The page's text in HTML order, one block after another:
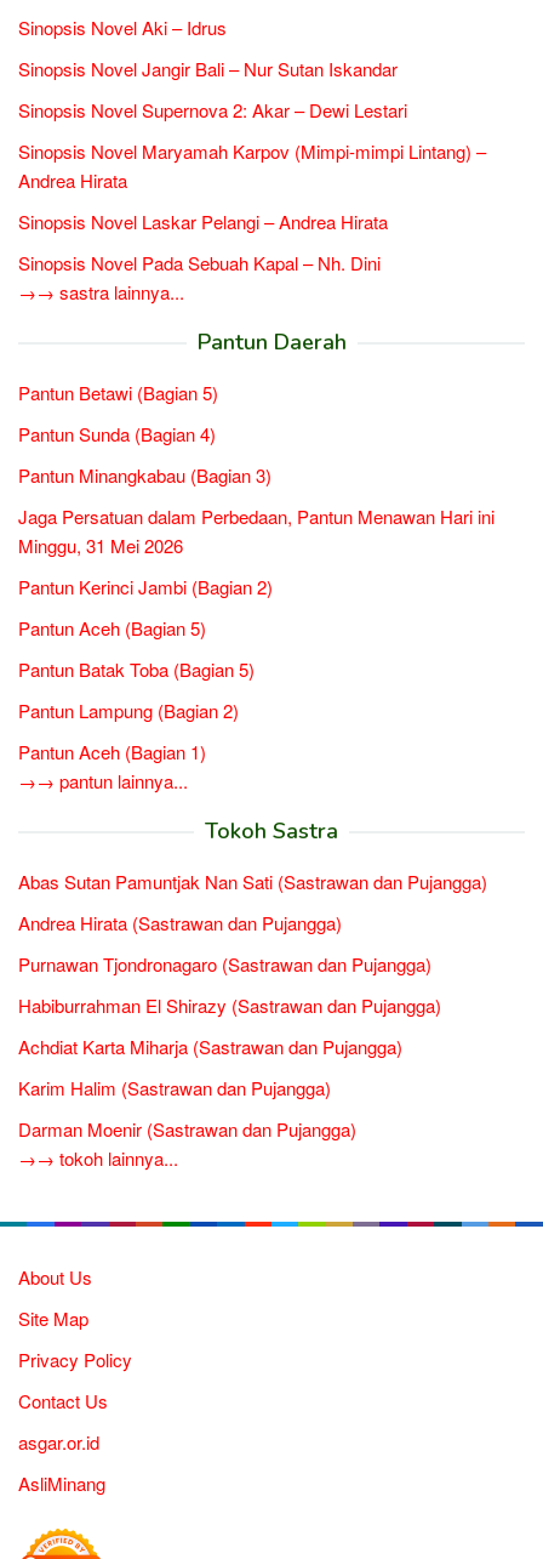
Sinopsis Novel Aki – Idrus
Sinopsis Novel Jangir Bali – Nur Sutan Iskandar
Sinopsis Novel Supernova 2: Akar – Dewi Lestari
Sinopsis Novel Maryamah Karpov (Mimpi-mimpi Lintang) –
Andrea Hirata
Sinopsis Novel Laskar Pelangi – Andrea Hirata
Sinopsis Novel Pada Sebuah Kapal – Nh. Dini
→→ sastra lainnya...
Pantun Daerah
Pantun Betawi (Bagian 5)
Pantun Sunda (Bagian 4)
Pantun Minangkabau (Bagian 3)
Jaga Persatuan dalam Perbedaan, Pantun Menawan Hari ini
Minggu, 31 Mei 2026
Pantun Kerinci Jambi (Bagian 2)
Pantun Aceh (Bagian 5)
Pantun Batak Toba (Bagian 5)
Pantun Lampung (Bagian 2)
Pantun Aceh (Bagian 1)
→→ pantun lainnya...
Tokoh Sastra
Abas Sutan Pamuntjak Nan Sati (Sastrawan dan Pujangga)
Andrea Hirata (Sastrawan dan Pujangga)
Purnawan Tjondronagaro (Sastrawan dan Pujangga)
Habiburrahman El Shirazy (Sastrawan dan Pujangga)
Achdiat Karta Miharja (Sastrawan dan Pujangga)
Karim Halim (Sastrawan dan Pujangga)
Darman Moenir (Sastrawan dan Pujangga)
→→ tokoh lainnya...
About Us
Site Map
Privacy Policy
Contact Us
asgar.or.id
AsliMinang